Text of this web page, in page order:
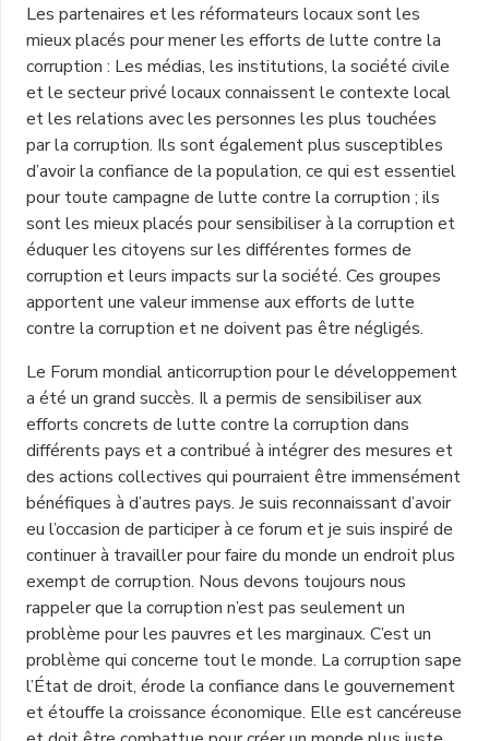
Les partenaires et les réformateurs locaux sont les
mieux placés pour mener les efforts de lutte contre la
corruption : Les médias, les institutions, la société civile
et le secteur privé locaux connaissent le contexte local
et les relations avec les personnes les plus touchées
par la corruption. Ils sont également plus susceptibles
d’avoir la confiance de la population, ce qui est essentiel
pour toute campagne de lutte contre la corruption ; ils
sont les mieux placés pour sensibiliser à la corruption et
éduquer les citoyens sur les différentes formes de
corruption et leurs impacts sur la société. Ces groupes
apportent une valeur immense aux efforts de lutte
contre la corruption et ne doivent pas être négligés.
Le Forum mondial anticorruption pour le développement
a été un grand succès. Il a permis de sensibiliser aux
efforts concrets de lutte contre la corruption dans
différents pays et a contribué à intégrer des mesures et
des actions collectives qui pourraient être immensément
bénéfiques à d’autres pays. Je suis reconnaissant d’avoir
eu l’occasion de participer à ce forum et je suis inspiré de
continuer à travailler pour faire du monde un endroit plus
exempt de corruption. Nous devons toujours nous
rappeler que la corruption n’est pas seulement un
problème pour les pauvres et les marginaux. C’est un
problème qui concerne tout le monde. La corruption sape
l’État de droit, érode la confiance dans le gouvernement
et étouffe la croissance économique. Elle est cancéreuse